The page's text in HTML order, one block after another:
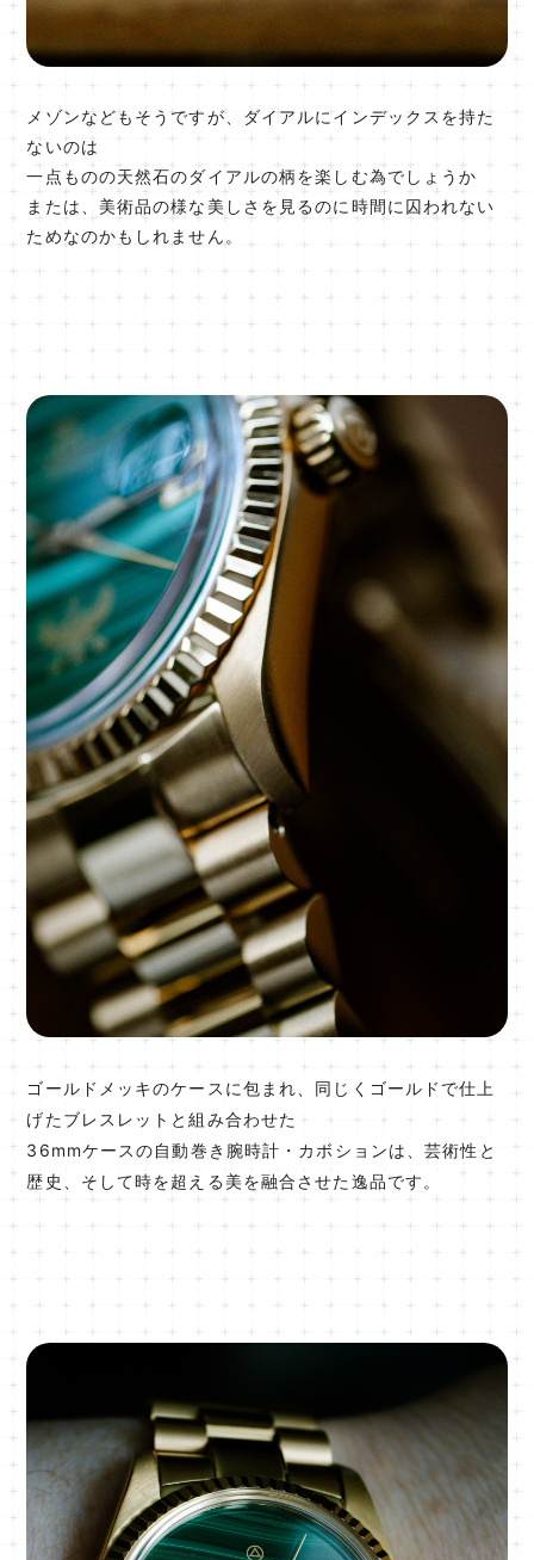
メゾンなどもそうですが、ダイアルにインデックスを持た
ないのは
一点ものの天然石のダイアルの柄を楽しむ為でしょうか
または、美術品の様な美しさを見るのに時間に囚われない
ためなのかもしれません。
ゴールドメッキのケースに包まれ、同じくゴールドで仕上
げたブレスレットと組み合わせた
36mmケースの自動巻き腕時計・カボションは、芸術性と
歴史、そして時を超える美を融合させた逸品です。